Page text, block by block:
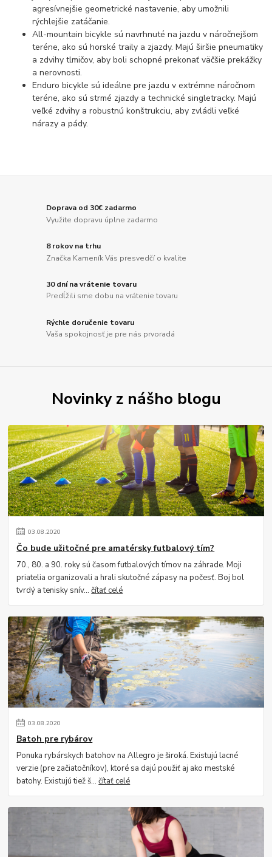
agresívnejšie geometrické nastavenie, aby umožnili
rýchlejšie zatáčanie.
All-mountain bicykle sú navrhnuté na jazdu v náročnejšom
teréne, ako sú horské traily a zjazdy. Majú širšie pneumatiky
a zdvihy tlmičov, aby boli schopné prekonať väčšie prekážky
a nerovnosti.
Enduro bicykle sú ideálne pre jazdu v extrémne náročnom
teréne, ako sú strmé zjazdy a technické singletracky. Majú
veľké zdvihy a robustnú konštrukciu, aby zvládli veľké
nárazy a pády.
Doprava od 30€ zadarmo
Využite dopravu úplne zadarmo
8 rokov na trhu
Značka Kameník Vás presvedčí o kvalite
30 dní na vrátenie tovaru
Predĺžili sme dobu na vrátenie tovaru
Rýchle doručenie tovaru
Vaša spokojnosť je pre nás prvoradá
Novinky z nášho blogu
03.08.2020
Čo bude užitočné pre amatérsky futbalový tím?
70., 80. a 90. roky sú časom futbalových tímov na záhrade. Moji
priatelia organizovali a hrali skutočné zápasy na počesť. Boj bol
tvrdý a tenisky snív...čítať celé
03.08.2020
Batoh pre rybárov
Ponuka rybárskych batohov na Allegro je široká. Existujú lacné
verzie (pre začiatočníkov), ktoré sa dajú použiť aj ako mestské
batohy. Existujú tiež š...čítať celé